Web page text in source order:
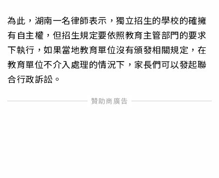
為此，湖南一名律師表示，獨立招生的學校的確擁
有自主權，但招生規定要依照教育主管部門的要求
下執行，如果當地教育單位沒有頒發相關規定，在
教育單位不介入處理的情況下，家長們可以發起聯
合行政訴訟。